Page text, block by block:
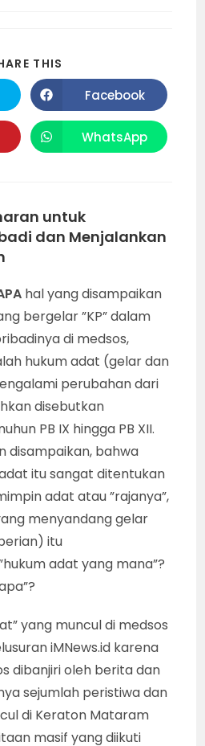
THIS
Opens
in
a
new
window
Facebook
Opens
in
WhatsApp
untuk
dan Menjalankan
hal yang disampaikan
bergelar ”KP” dalam
di medsos,
hukum adat (gelar dan
perubahan dari
disebutkan
PB IX hingga PB XII.
disampaikan, bahwa
itu sangat ditentukan
adat atau ”rajanya”,
menyandang gelar
itu
adat yang mana”?
yang muncul di medsos
iMNews.id karena
dibanjiri oleh berita dan
sejumlah peristiwa dan
di Keraton Mataram
masif yang diikuti